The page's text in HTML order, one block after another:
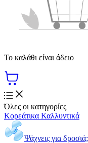
Το καλάθι είναι άδειο
Όλες οι κατηγορίες
Κορεάτικα Καλλυντικά
Ψάχνεις για δροσιά;